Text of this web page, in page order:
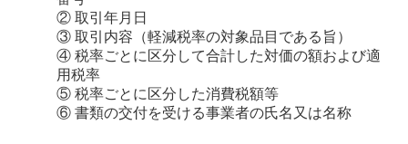
② 取引年月日
③ 取引内容（軽減税率の対象品目である旨）
④ 税率ごとに区分して合計した対価の額および適
用税率
⑤ 税率ごとに区分した消費税額等
⑥ 書類の交付を受ける事業者の氏名又は名称